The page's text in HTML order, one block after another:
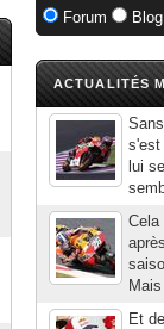
Forum
ACTUALITÉS
s'est
lui
Cela
Et